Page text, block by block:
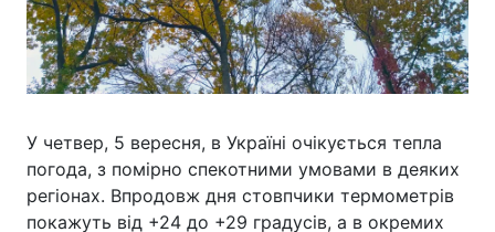
У четвер, 5 вересня, в Україні очікується тепла
погода, з помірно спекотними умовами в деяких
регіонах. Впродовж дня стовпчики термометрів
покажуть від +24 до +29 градусів, а в окремих